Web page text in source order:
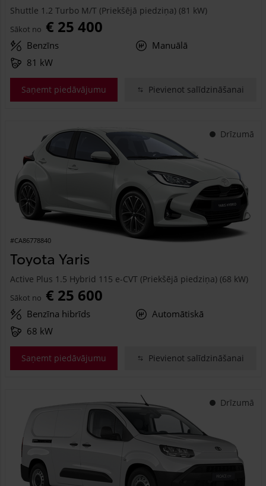
Shuttle 1.2 Turbo M/T (Priekšējā piedziņa) (81 kW)
Sākot no € 25 400
Benzīns
Manuālā
81 kW
Saņemt piedāvājumu Pievienot salīdzināšanai
Drīzumā
#CA86778840
Toyota Yaris
Active Plus 1.5 Hybrid 115 e-CVT (Priekšējā piedziņa) (68 kW)
Sākot no € 25 600
Benzīna hibrīds
Automātiskā
68 kW
Saņemt piedāvājumu Pievienot salīdzināšanai
Drīzumā